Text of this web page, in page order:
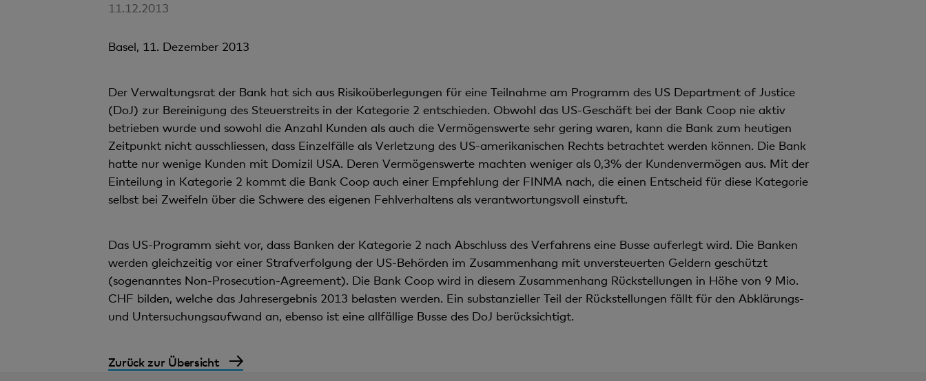
11.12.2013
Basel, 11. Dezember 2013
Der Verwaltungsrat der Bank hat sich aus Risikoüberlegungen für eine Teilnahme am Programm des US Department of Justice
(DoJ) zur Bereinigung des Steuerstreits in der Kategorie 2 entschieden. Obwohl das US-Geschäft bei der Bank Coop nie aktiv
betrieben wurde und sowohl die Anzahl Kunden als auch die Vermögenswerte sehr gering waren, kann die Bank zum heutigen
Zeitpunkt nicht ausschliessen, dass Einzelfälle als Verletzung des US-amerikanischen Rechts betrachtet werden können. Die Bank
hatte nur wenige Kunden mit Domizil USA. Deren Vermögenswerte machten weniger als 0,3% der Kundenvermögen aus. Mit der
Einteilung in Kategorie 2 kommt die Bank Coop auch einer Empfehlung der FINMA nach, die einen Entscheid für diese Kategorie
selbst bei Zweifeln über die Schwere des eigenen Fehlverhaltens als verantwortungsvoll einstuft.
Das US-Programm sieht vor, dass Banken der Kategorie 2 nach Abschluss des Verfahrens eine Busse auferlegt wird. Die Banken
werden gleichzeitig vor einer Strafverfolgung der US-Behörden im Zusammenhang mit unversteuerten Geldern geschützt
(sogenanntes Non-Prosecution-Agreement). Die Bank Coop wird in diesem Zusammenhang Rückstellungen in Höhe von 9 Mio.
CHF bilden, welche das Jahresergebnis 2013 belasten werden. Ein substanzieller Teil der Rückstellungen fällt für den Abklärungs-
und Untersuchungsaufwand an, ebenso ist eine allfällige Busse des DoJ berücksichtigt.
Zurück zur Übersicht